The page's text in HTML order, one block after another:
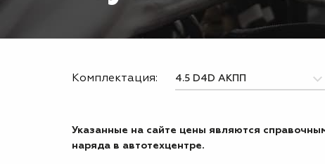
Комплектация:
Указанные на сайте цены являются
наряда в автотехцентре.